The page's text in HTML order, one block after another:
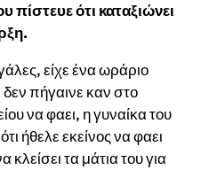
ότι καταξιώνει
είχε ένα ωράριο
πήγαινε καν στο
να φαει, η γυναίκα του
ήθελε εκείνος να φαει
κλείσει τα μάτια του για